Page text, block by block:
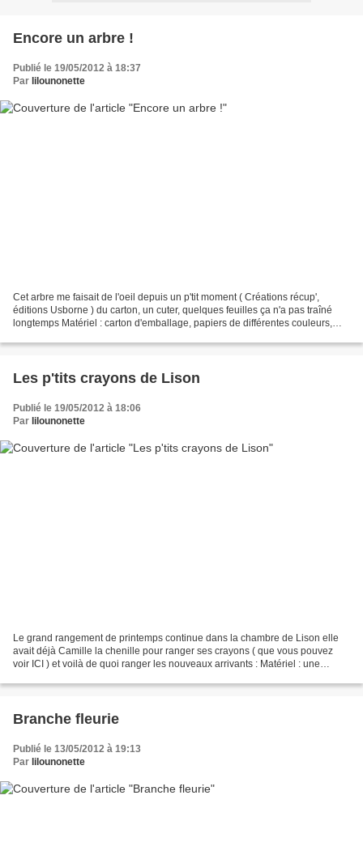
Encore un arbre !
Publié le 19/05/2012 à 18:37
Par lilounonette
Cet arbre me faisait de l'oeil depuis un p'tit moment ( Créations récup',
éditions Usborne ) du carton, un cuter, quelques feuilles ça n'a pas traîné
longtemps Matériel : carton d'emballage, papiers de différentes couleurs,
Les p'tits crayons de Lison
Publié le 19/05/2012 à 18:06
Par lilounonette
Le grand rangement de printemps continue dans la chambre de Lison elle
avait déjà Camille la chenille pour ranger ses crayons ( que vous pouvez
voir ICI ) et voilà de quoi ranger les nouveaux arrivants : Matériel : une
Branche fleurie
Publié le 13/05/2012 à 19:13
Par lilounonette